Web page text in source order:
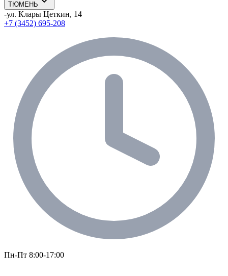
ТЮМЕНЬ
-ул. Клары Цеткин, 14
+7 (3452) 695-208
Пн-Пт 8:00-17:00